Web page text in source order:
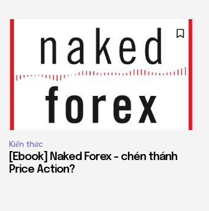
Kiến thức
[Ebook] Naked Forex – chén thánh
Price Action?